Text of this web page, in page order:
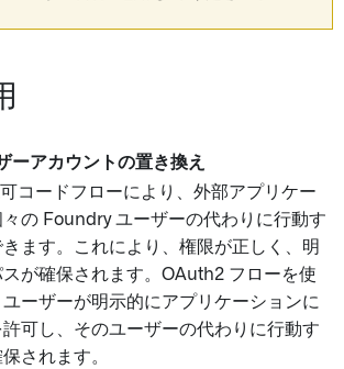
ーアカウントの置き換え
コードフローにより、外部アプリケー
々の Foundry ユーザーの代わりに行動す
ます。これにより、権限が正しく、明
が確保されます。OAuth2 フローを使
ーザーが明示的にアプリケーションに
可し、そのユーザーの代わりに行動す
されます。